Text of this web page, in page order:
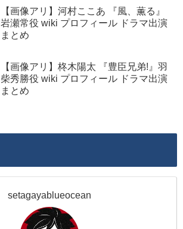
【画像アリ】河村ここあ 『風、薫る』
岩瀬常役 wiki プロフィール ドラマ出演
まとめ
【画像アリ】柊木陽太 『豊臣兄弟!』羽
柴秀勝役 wiki プロフィール ドラマ出演
まとめ
setagayablueocean